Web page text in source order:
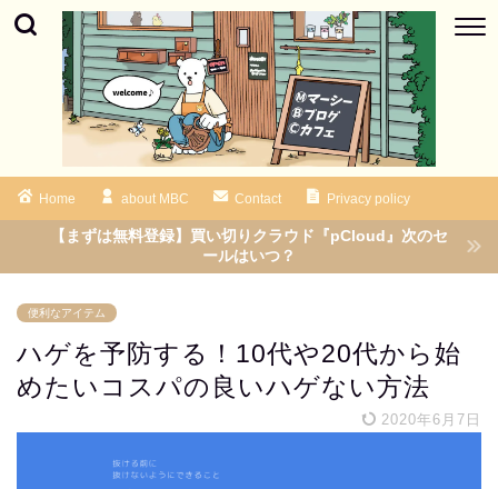
Home about MBC Contact Privacy policy
【まずは無料登録】買い切りクラウド『pCloud』次のセ
ールはいつ？
便利なアイテム
ハゲを予防する！10代や20代から始
めたいコスパの良いハゲない方法
2020年6月7日